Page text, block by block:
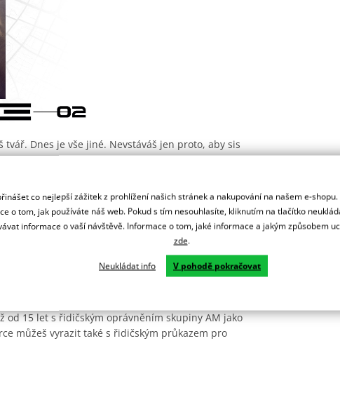
Dnes je vše jiné. Nevstáváš jen proto, aby sis
velkého. Co pro to musíš udělat? Usednout na
reality. Během několika sekund. Čistě
městem, které tak miluješ. Teď to cítíš:
mobilitu – ne – měníš svět. A vypadáš při tom
od 15 let s řidičským oprávněním skupiny AM jako
můžeš vyrazit také s řidičským průkazem pro
co nejlepší zážitek z prohlížení našich stránek a nakupování na našem e-
o tom, jak používáte náš web. Pokud s tím nesouhlasíte, kliknutím na tlačítko
informace o vaší návštěvě. Informace o tom, jaké informace a jakým způsobem
zde.
Neukládat info V pohodě pokračovat